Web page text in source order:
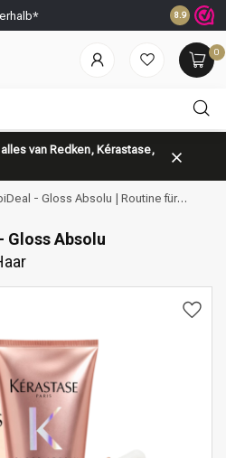
Vor 23:59
8.9
0
van Redken, Kérastase,
suchst du?
Haarpflege
- Gloss Absolu | Routine für
Gloss Absolu